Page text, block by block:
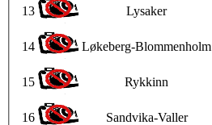
13 Lysaker
14 Løkeberg-Blommenholm
15 Rykkinn
16 Sandvika-Valler